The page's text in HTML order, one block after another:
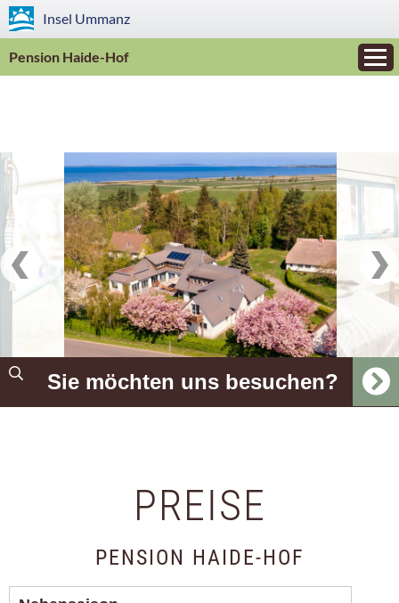
Insel Ummanz
Pension Haide-Hof
Sie möchten uns besuchen?
PREISE
PENSION HAIDE-HOF